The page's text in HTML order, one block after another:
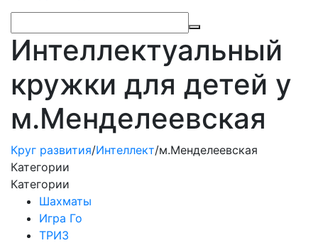
Интеллектуальный
кружки для детей у
м.Менделеевская
Круг развития/Интеллект/м.Менделеевская
Категории
Категории
Шахматы
Игра Го
ТРИЗ